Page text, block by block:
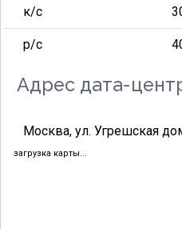
к/с
р/с
Адрес дата-
Москва, ул. Угрешская
загрузка карты...